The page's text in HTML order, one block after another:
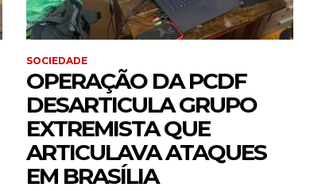
SOCIEDADE
OPERAÇÃO DA PCDF
DESARTICULA GRUPO
EXTREMISTA QUE
ARTICULAVA ATAQUES
EM BRASÍLIA